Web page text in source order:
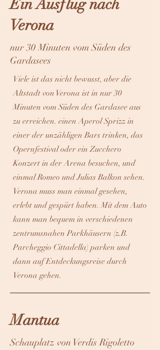
Ein Ausflug nach
Verona
nur 30 Minuten vom Süden des
Gardasees
Viele ist das nicht bewusst, aber die
Altstadt von Verona ist in nur 30
Minuten vom Süden des Gardasee aus
zu erreichen. einen Aperol Sprizz in
einer der unzähligen Bars trinken, das
Opernfestival oder ein Zucchero
Konzert in der Arena besuchen, und
einmal Romeo und Julias Balkon sehen.
Verona muss man einmal gesehen,
erlebt und gespürt haben. Mit dem Auto
kann man bequem in verschiedenen
zentrumsnahen Parkhäusern (z.B.
Parcheggio Cittadella) parken und
dann auf Entdeckungsreise durch
Verona gehen.
Mantua
Schauplatz von Verdis Rigoletto